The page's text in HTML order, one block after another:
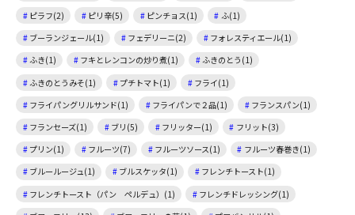
ピラフ(2)
ピリ辛(5) ピンチョス(1)
ふ(1)
ブーランジェール(1)
フェデリーニ(2)
フォレスティエール(1)
ふき(1)
フキとレンコンの炒り煮(1)
ふきのとう(1)
ふきのとうみそ(1)
プチトマト(1)
フライ(1)
フライパングリルサンド(1)
フライパンで２品(1)
フランスパン(1)
フランセーズ(1)
ブリ(5) フリッター(1)
フリット(3)
プリン(1)
フルーツ(7) フルーツソース(1)
フルーツ春巻き(1)
ブルールージュ(1)
ブルスケッタ(1)
フレンチトースト(1)
フレンチトースト（パン ペルデュ）(1)
フレンチドレッシング(1)